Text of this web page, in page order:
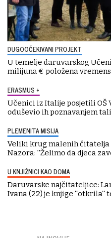
DUGOOČEKIVANI PROJEKT
U temelje daruvarskog
milijuna € položena
ERASMUS +
Učenici iz Italije posjetili OŠ
oduševio ih poznavanjem
PLEMENITA MISIJA
Veliki krug malenih čitatelja
Nazora: ''Želimo da djeca
U KNJIŽNICI KAO DOMA
Daruvarske najčitateljice:
Ivana (22) je knjige ''otkrila''